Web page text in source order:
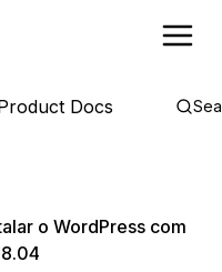
Docs
o WordPress com